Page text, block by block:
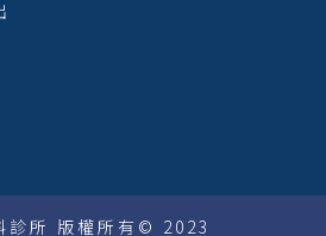
診所 版權所有© 2023